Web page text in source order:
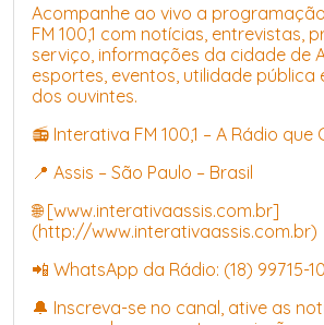
Acompanhe ao vivo a
FM 100,1 com notícias, entrevistas,
serviço, informações da cidade de
esportes, eventos, utilidade
dos ouvintes.
📻 Interativa FM 100,1 – A Rádio
📍 Assis – São Paulo – Brasil
🌐 [www.interativaassis.com.br]
(http://www.interativaassis.com.br)
📲 WhatsApp da Rádio: (18) 99715-
🔔 Inscreva-se no canal, ative as